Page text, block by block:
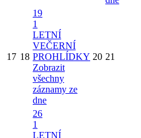
17 18
19
1
LETNÍ
VEČERNÍ
PROHLÍDKY
Zobrazit
všechny
záznamy ze
dne
20 21
26
1
LETNÍ